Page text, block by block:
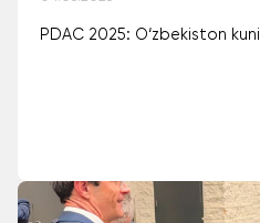
PDAC 2025: O‘zbekiston kuni